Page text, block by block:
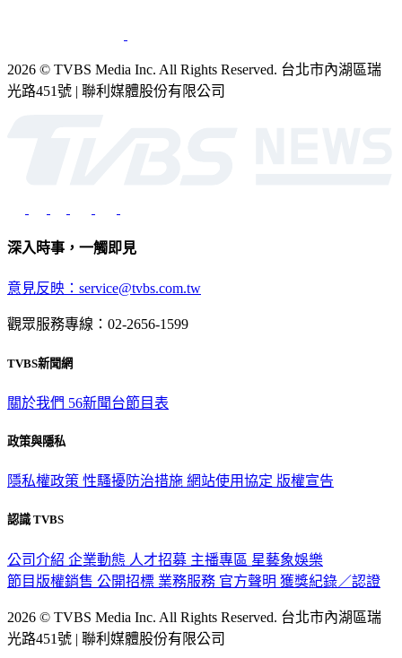
2026 © TVBS Media Inc. All Rights Reserved. 台北市內湖區瑞
光路451號 | 聯利媒體股份有限公司
深入時事，一觸即見
意見反映：service@tvbs.com.tw
觀眾服務專線：02-2656-1599
TVBS新聞網
關於我們 56新聞台節目表
政策與隱私
隱私權政策 性騷擾防治措施 網站使用協定 版權宣告
認識 TVBS
公司介紹 企業動態 人才招募 主播專區 星藝象娛樂
節目版權銷售 公開招標 業務服務 官方聲明 獲獎紀錄／認證
2026 © TVBS Media Inc. All Rights Reserved. 台北市內湖區瑞
光路451號 | 聯利媒體股份有限公司